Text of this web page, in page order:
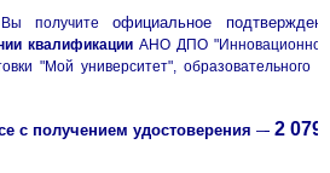
Вы получитеофициальное
квалификации АНО ДПО
"Мой университет", образовательного
с получением удостоверения – 2